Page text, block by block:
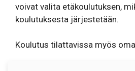
voivat valita etäkoulutuksen,
koulutuksesta järjestetään.
Koulutus tilattavissa myös